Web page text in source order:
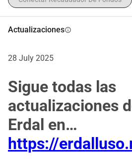
Actualizacionesinfo
28 July 2025
Sigue todas las
actualizaciones
Erdal en
https://